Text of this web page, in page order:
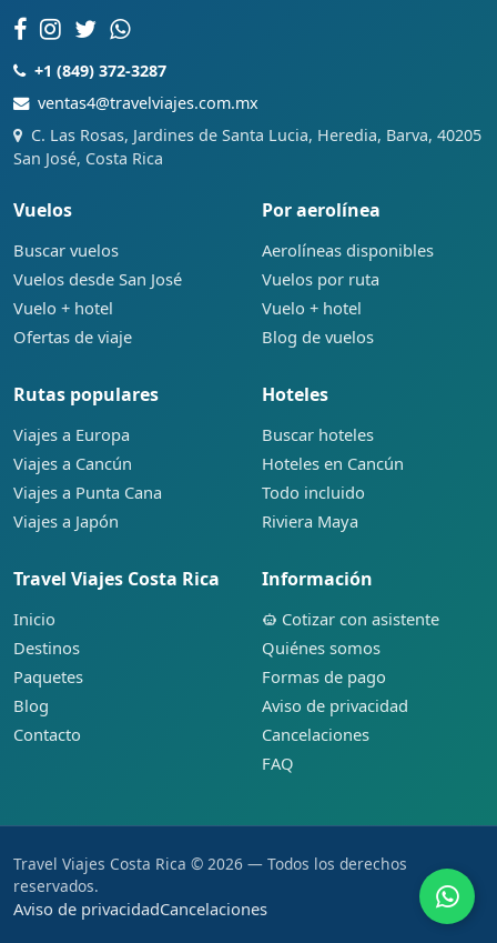
+1 (849) 372-3287
ventas4@travelviajes.com.mx
C. Las Rosas, Jardines de Santa Lucia, Heredia, Barva, 40205
San José, Costa Rica
Vuelos
Buscar vuelos
Vuelos desde San José
Vuelo + hotel
Ofertas de viaje
Por aerolínea
Aerolíneas disponibles
Vuelos por ruta
Vuelo + hotel
Blog de vuelos
Rutas populares
Viajes a Europa
Viajes a Cancún
Viajes a Punta Cana
Viajes a Japón
Hoteles
Buscar hoteles
Hoteles en Cancún
Todo incluido
Riviera Maya
Travel Viajes Costa Rica
Inicio
Destinos
Paquetes
Blog
Contacto
Información
Cotizar con asistente
Quiénes somos
Formas de pago
Aviso de privacidad
Cancelaciones
FAQ
Travel Viajes Costa Rica © 2026 — Todos los derechos
reservados.
Aviso de privacidadCancelaciones